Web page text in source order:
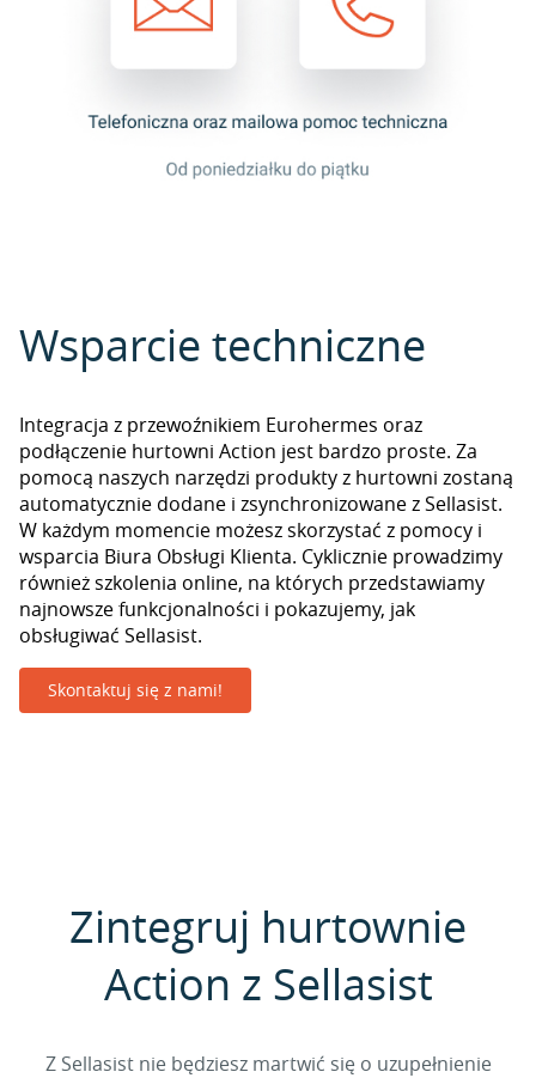
Wsparcie techniczne
Integracja z przewoźnikiem Eurohermes oraz
podłączenie hurtowni Action jest bardzo proste. Za
pomocą naszych narzędzi produkty z hurtowni zostaną
automatycznie dodane i zsynchronizowane z Sellasist.
W każdym momencie możesz skorzystać z pomocy i
wsparcia Biura Obsługi Klienta. Cyklicznie prowadzimy
również szkolenia online, na których przedstawiamy
najnowsze funkcjonalności i pokazujemy, jak
obsługiwać Sellasist.
Skontaktuj się z nami!
Zintegruj hurtownie
Action z Sellasist
Z Sellasist nie będziesz martwić się o uzupełnienie